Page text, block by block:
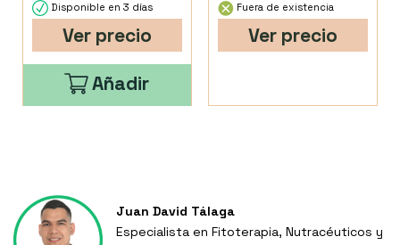
Disponible en 3 días
Ver precio
Añadir
Fuera de existencia
Ver precio
Juan David Tálaga
Especialista en Fitoterapia, Nutracéuticos y